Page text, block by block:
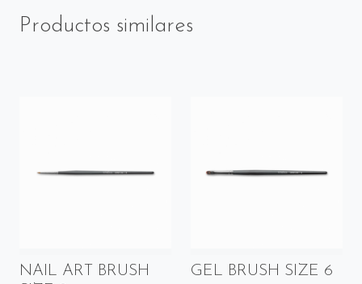
Productos similares
NAIL ART BRUSH
GEL BRUSH SIZE 6